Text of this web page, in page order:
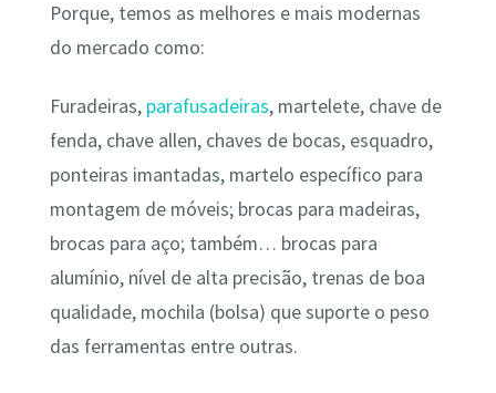
Porque, temos as melhores e mais modernas
do mercado como:
Furadeiras, parafusadeiras, martelete, chave de
fenda, chave allen, chaves de bocas, esquadro,
ponteiras imantadas, martelo específico para
montagem de móveis; brocas para madeiras,
brocas para aço; também… brocas para
alumínio, nível de alta precisão, trenas de boa
qualidade, mochila (bolsa) que suporte o peso
das ferramentas entre outras.